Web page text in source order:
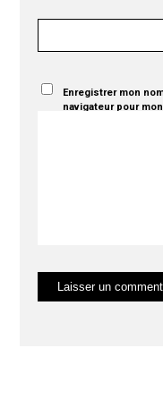
Enregistrer mon
navigateur pour